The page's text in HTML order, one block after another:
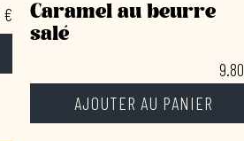
€
Caramel au beurre
salé
9.80
AJOUTER AU PANIER